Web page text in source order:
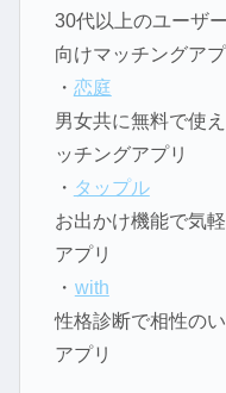
30代以上のユーザ
向けマッチングアプ
・ 恋庭
男女共に無料で使
ッチングアプリ
・ タップル
お出かけ機能で気
アプリ
・ with
性格診断で相性の
アプリ